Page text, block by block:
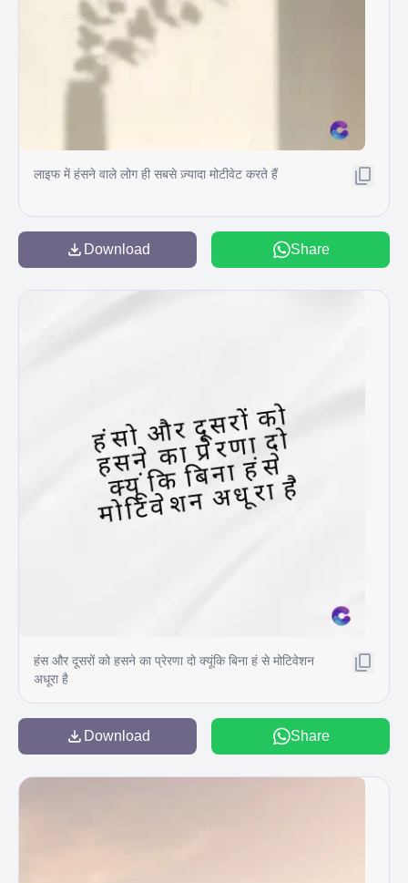
लाइफ में हंसने वाले लोग ही सबसे ज़्यादा मोटीवेट करते हैं
Download Share
हंस और दूसरों को हसने का प्रेरणा दो क्यूंकि बिना हं से मोटिवेशन
अधूरा है
Download Share